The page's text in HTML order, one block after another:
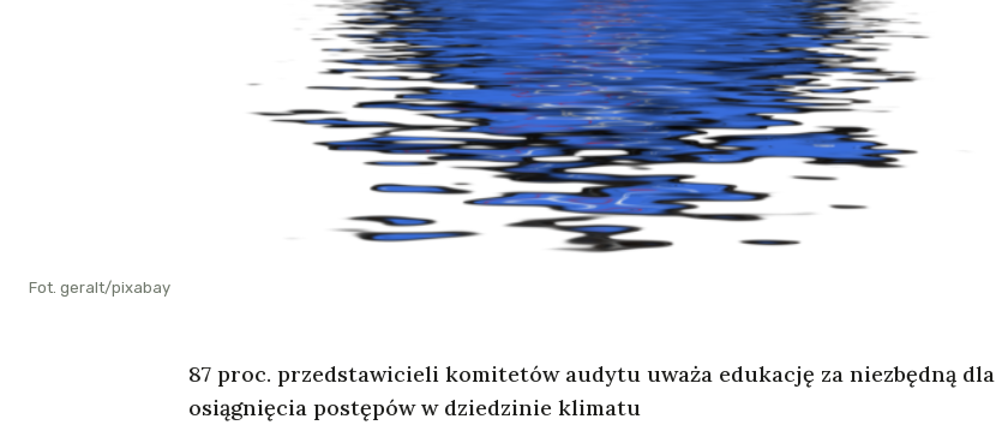
Fot. geralt/pixabay
87 proc. przedstawicieli komitetów audytu uważa edukację za niezbędną dla
osiągnięcia postępów w dziedzinie klimatu